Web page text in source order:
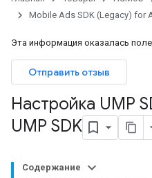
Mobile Ads SDK (Legacy) for
Эта информация оказалась
Отправить отзыв
Настройка UMP
UMP SDK
Содержание